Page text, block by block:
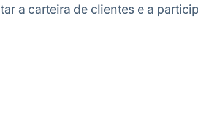
a carteira de clientes e a